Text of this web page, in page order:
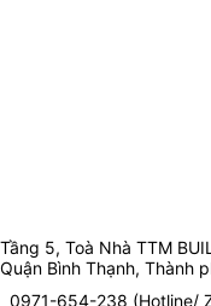
Tầng 5, Toà Nhà TTM
Quận Bình Thạnh, Thành
0971-654-238 (Hotline/